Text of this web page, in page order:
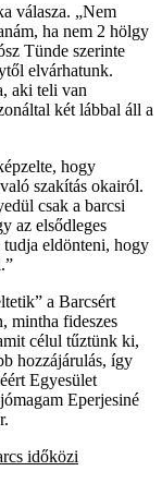
válasza. „Nem
ha nem 2 hölgy
Tünde szerinte
elvárhatunk.
aki teli van
két lábbal áll a
hogy
szakítás okairól.
csak a barcsi
az elsődleges
tudja eldönteni, hogy
a Barcsért
mintha fideszes
célul tűztünk ki,
hozzájárulás, így
Egyesület
Eperjesiné
időközi